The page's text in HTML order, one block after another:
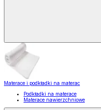
Materace i podkładki na materac
Podkładki na materace
Materace nawierzchniowe